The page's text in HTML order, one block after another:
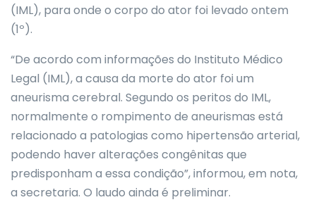
(IML), para onde o corpo do ator foi levado ontem
(1º).
“De acordo com informações do Instituto Médico
Legal (IML), a causa da morte do ator foi um
aneurisma cerebral. Segundo os peritos do IML,
normalmente o rompimento de aneurismas está
relacionado a patologias como hipertensão arterial,
podendo haver alterações congênitas que
predisponham a essa condição”, informou, em nota,
a secretaria. O laudo ainda é preliminar.